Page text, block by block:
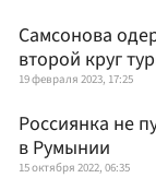
Самсонова
второй круг
19 февраля 2023, 17:25
Россиянка не
в Румынии
15 октября 2022, 06:35